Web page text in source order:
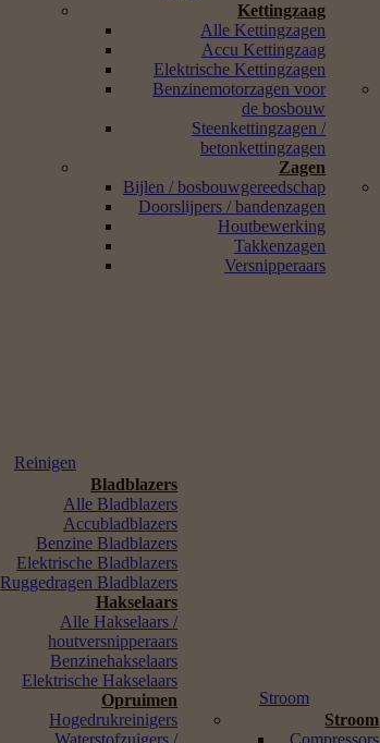
Kettingzaag
Alle Kettingzagen
Accu Kettingzaag
Elektrische Kettingzagen
Benzinemotorzagen voor
de bosbouw
Steenkettingzagen /
betonkettingzagen
Zagen
Bijlen / bosbouwgereedschap
Doorslijpers / bandenzagen
Houtbewerking
Takkenzagen
Versnipperaars
Reinigen
Bladblazers
Alle Bladblazers
Accubladblazers
Benzine Bladblazers
Elektrische Bladblazers
Ruggedragen Bladblazers
Hakselaars
Alle Hakselaars /
houtversnipperaars
Benzinehakselaars
Elektrische Hakselaars
Opruimen
Hogedrukreinigers
Waterstofzuigers /
Stroom
Stroom
Compressors